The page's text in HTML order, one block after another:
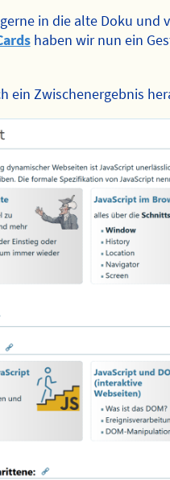
in die alte Doku
haben wir nun ein
ein Zwischenergebnis